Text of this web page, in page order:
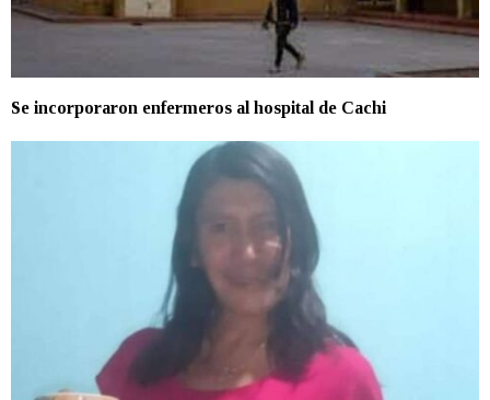
Se incorporaron enfermeros al hospital de Cachi